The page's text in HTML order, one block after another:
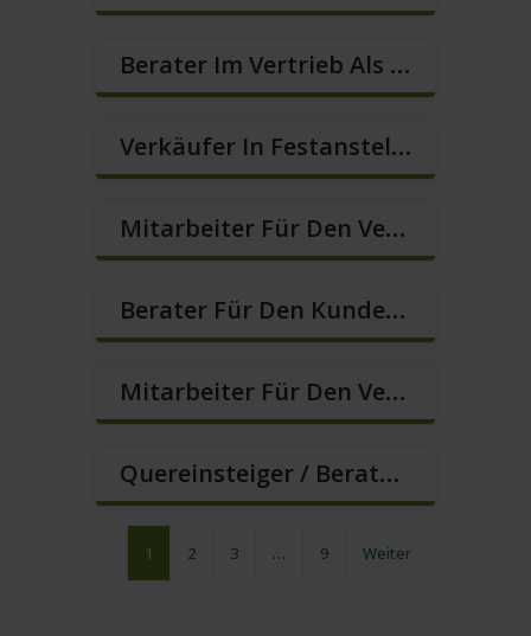
Berater Im Vertrieb Als Sofortanstellung (m/w/d)
Verkäufer In Festanstellung – Top Gehalt (m/w/d)
Mitarbeiter Für Den Verkauf – Quereinstieg Möglich (m/w/d)
Berater Für Den Kundenservice (Außendienst) (m/w/d)
Mitarbeiter Für Den Verkauf / Vertrieb (m/w/d)
Quereinsteiger / Berater Im Vertrieb In VZ/TZ (m/w/d)
1 2 3 … 9 Weiter